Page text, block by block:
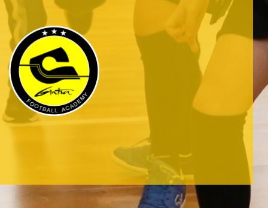
JUNE 26, 2026 GINTRA NEWS
Vasaros futbolo stovyklos: pirmoji –
užpildyta, antroje likusių vietų skaičius
sparčiai mažėja
JUNE 26, 2026 IN GINTRA NEWS
Ketvirtasis „Rugilė CUP“ žengė į naują lygį
(nuotraukų galerija)
MAY 12, 2026 INGINTRA NEWS
Skelbiama registracija į tradicinį RUGILĖ
CUP 2026 vaikų futbolo turnyrą
CONTACT US